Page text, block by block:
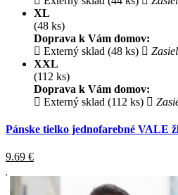
XL
(48 ks)
Doprava k Vám domov:
Externý sklad (48 ks)
XXL
(112 ks)
Doprava k Vám domov:
Externý sklad (112 ks)
Pánske tielko jednofarebné VALE
9.69 €